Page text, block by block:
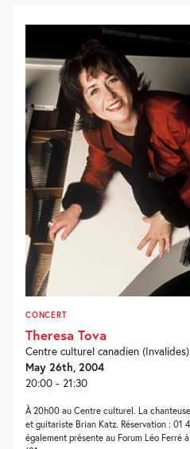
CONCERT
Theresa Tova
Centre culturel canadien (Invalides)
May 26th, 2004
20:00 - 21:30
À 20h00 au Centre culturel. La
et guitariste Brian Katz. Réservation : 01
également présente au Forum Léo Ferré